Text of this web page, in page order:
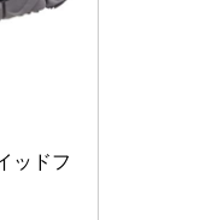
ッドフ